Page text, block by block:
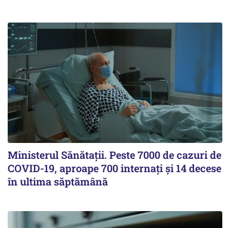
Ministerul Sănătații. Peste 7000 de cazuri de
COVID-19, aproape 700 internați și 14 decese
în ultima săptămână